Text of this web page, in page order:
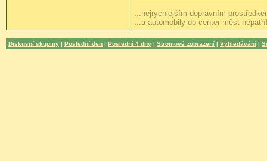
...nejrychlejším dopravním
...a automobily do center měst
Diskusní skupiny | Poslední den | Poslední 4 dny | Stromové zobrazení | Vyhledávání |